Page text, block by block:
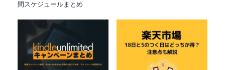
間スケジュールまとめ